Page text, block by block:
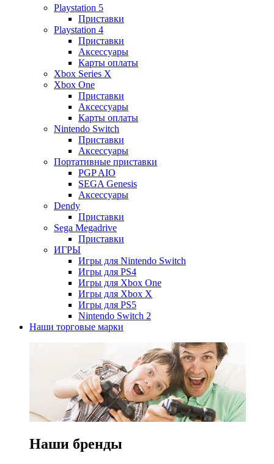
Playstation 5
Приставки
Playstation 4
Приставки
Аксессуары
Карты оплаты
Xbox Series X
Xbox One
Приставки
Аксессуары
Карты оплаты
Nintendo Switch
Приставки
Аксессуары
Портативные приставки
PGP AIO
SEGA Genesis
Аксессуары
Dendy
Приставки
Sega Megadrive
Приставки
ИГРЫ
Игры для Nintendo Switch
Игры для PS4
Игры для Xbox One
Игры для Xbox X
Игры для PS5
Nintendo Switch 2
Наши торговые марки
Наши бренды